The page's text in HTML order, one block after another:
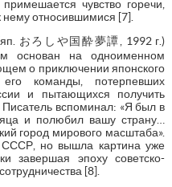
чувство горечи,
нему относившимися [7].
おろしや国酔夢譚, 1992 г.)
основан на одноименном
о приключении японского
команды, потерпевших
и пытающихся получить
вспоминал: «Я был в
и полюбил вашу страну…
город мирового масштаба».
но вышла картина уже
завершая эпоху советско-
[8].